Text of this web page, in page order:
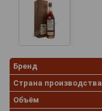
Бренд
Страна производства
Объём